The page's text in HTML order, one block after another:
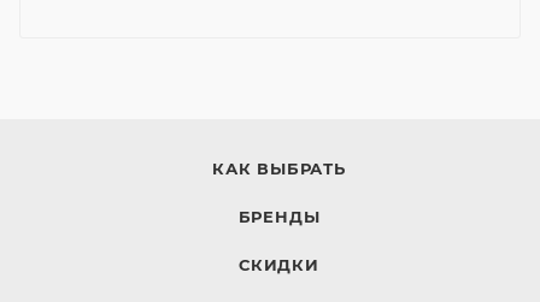
КАК ВЫБРАТЬ
БРЕНДЫ
СКИДКИ